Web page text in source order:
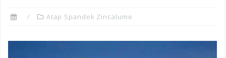
Atap Spandek Zincalume